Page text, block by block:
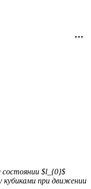
$l_{0}$
кубиками при движении